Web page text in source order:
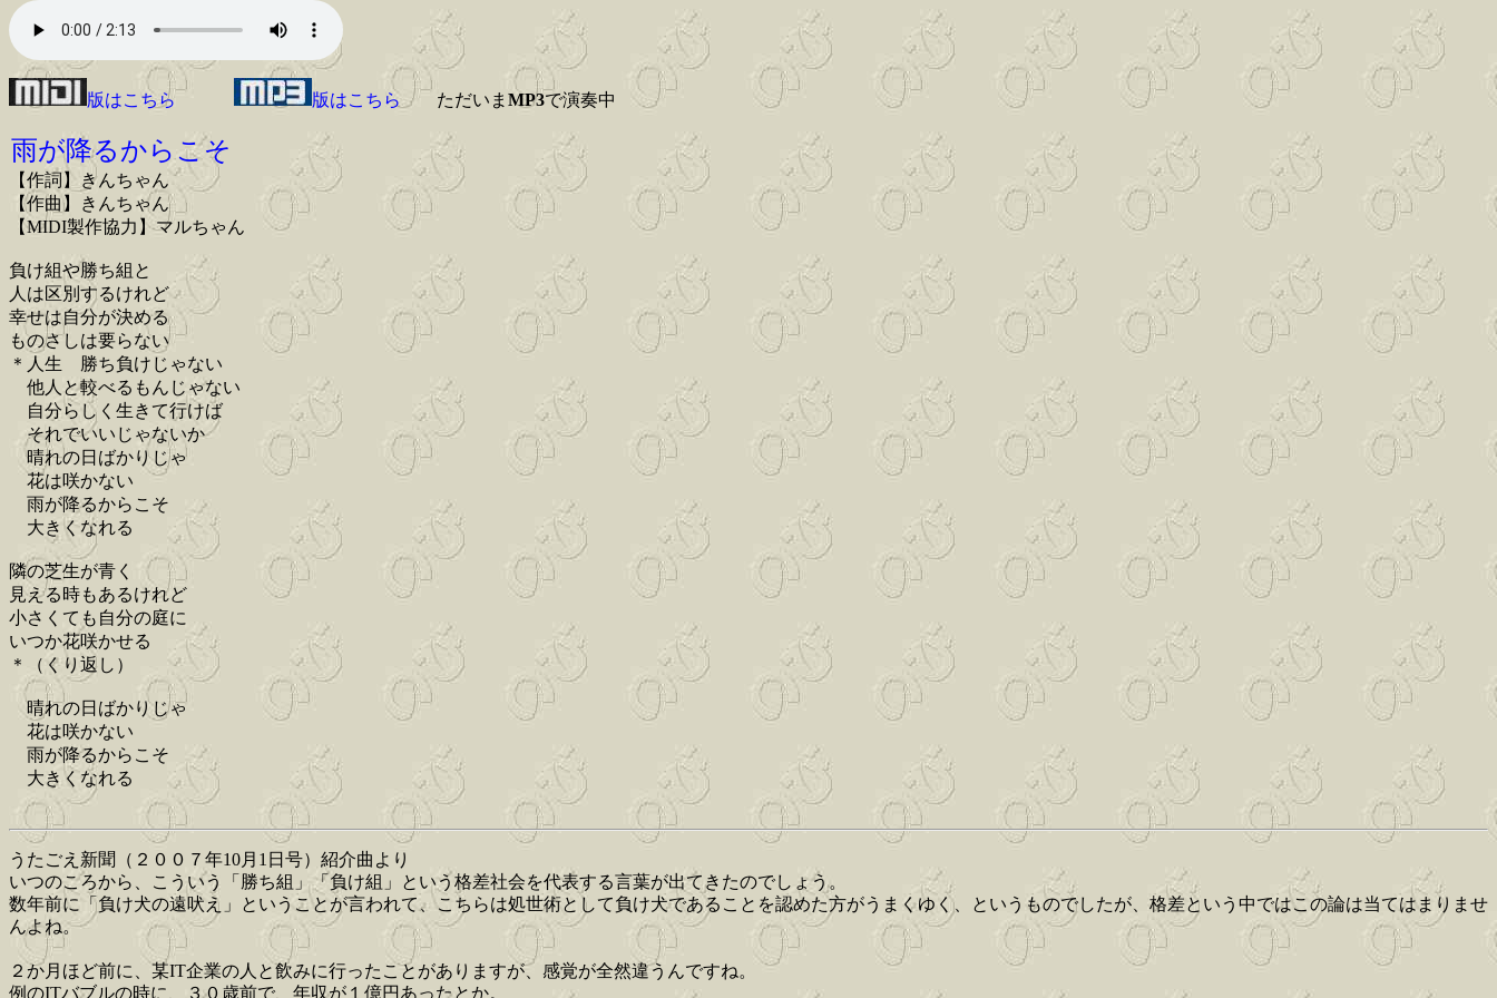
版はこちら 版はこちらただいま MP3で演奏中
雨が降るからこそ
【作詞】きんちゃん
【作曲】きんちゃん
【MIDI製作協力】マルちゃん
負け組や勝ち組と
人は区別するけれど
幸せは自分が決める
ものさしは要らない
＊人生 勝ち負けじゃない
他人と較べるもんじゃない
自分らしく生きて行けば
それでいいじゃないか
晴れの日ばかりじゃ
花は咲かない
雨が降るからこそ
大きくなれる
隣の芝生が青く
見える時もあるけれど
小さくても自分の庭に
いつか花咲かせる
＊（くり返し）
晴れの日ばかりじゃ
花は咲かない
雨が降るからこそ
大きくなれる
うたごえ新聞（２００７年10月1日号）紹介曲より
いつのころから、こういう「勝ち組」「負け組」という格差社会を代表する言葉が出てきたのでしょう。
数年前に「負け犬の遠吠え」ということが言われて、こちらは処世術として負け犬であることを認めた方がうまくゆく、というものでしたが、格差という中ではこの論は当てはまりませ
んよね。
２か月ほど前に、某IT企業の人と飲みに行ったことがありますが、感覚が全然違うんですね。
例のITバブルの時に、３０歳前で、年収が１億円あったとか。